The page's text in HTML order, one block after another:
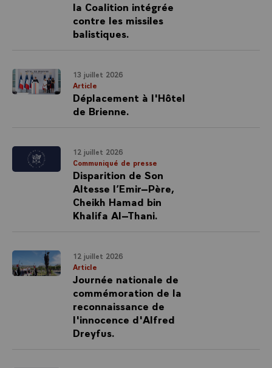
la Coalition intégrée
contre les missiles
balistiques.
13 juillet 2026
Article
Déplacement à l'Hôtel
de Brienne.
12 juillet 2026
Communiqué de presse
Disparition de Son
Altesse l’Emir–Père,
Cheikh Hamad bin
Khalifa Al–Thani.
12 juillet 2026
Article
Journée nationale de
commémoration de la
reconnaissance de
l'innocence d'Alfred
Dreyfus.